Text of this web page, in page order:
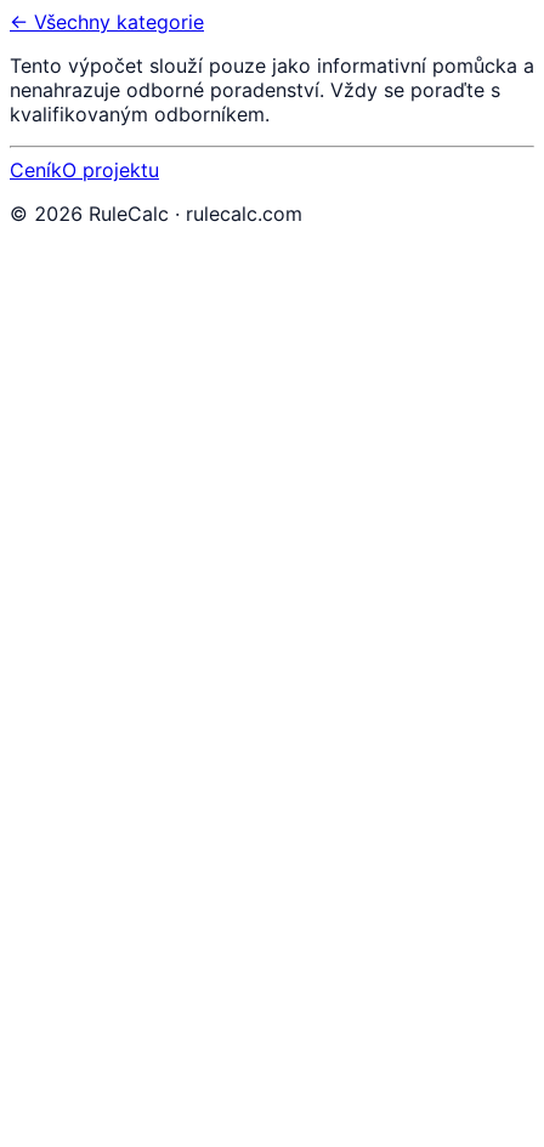
← Všechny kategorie
Tento výpočet slouží pouze jako informativní pomůcka a
nenahrazuje odborné poradenství. Vždy se poraďte s
kvalifikovaným odborníkem.
CeníkO projektu
© 2026 RuleCalc · rulecalc.com